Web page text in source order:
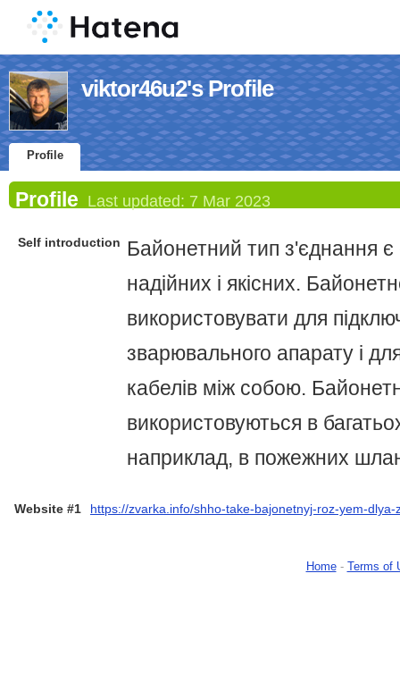
viktor46u2's Profile
Profile
Profile Last updated: 7 Mar 2023
Self introduction
Байонетний тип з'єднання
надійних і якісних.
використовувати для
зварювального апарату і
кабелів між собою.
використовуються в
наприклад, в пожежних
Website #1 https://zvarka.info/shho-take-bajonetnyj-roz-yem-dlya-
Home- Terms of